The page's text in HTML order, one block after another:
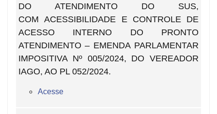
DO ATENDIMENTO DO SUS,
COMACESSIBILIDADE E CONTROLE DE
ACESSO INTERNO DO PRONTO
ATENDIMENTO – EMENDA PARLAMENTAR
IMPOSITIVA Nº 005/2024, DO VEREADOR
IAGO, AO PL 052/2024.
Acesse